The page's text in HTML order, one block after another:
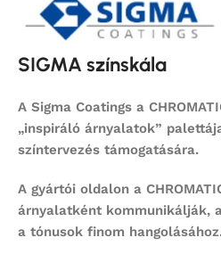
SIGMA színskála
A Sigma Coatings a
„inspiráló árnyalatok”
színtervezés támogatására.
A gyártói oldalon a
árnyalatként kommunikálják,
a tónusok finom